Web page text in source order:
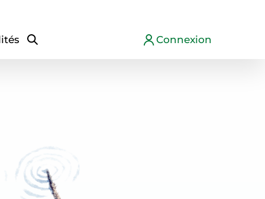
Connexion